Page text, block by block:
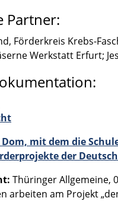
Partner:
Förder­kreis Krebs-
Werkstatt Erfurt;
mit dem die
der
Thürin­ger Allge­meine,
arbei­ten am Projekt